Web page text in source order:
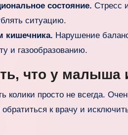
состояние. Стресс
ситуацию.
кишечника. Нарушение
и газообразованию.
что у малыша
колики просто не всегда.
обратиться к врачу и